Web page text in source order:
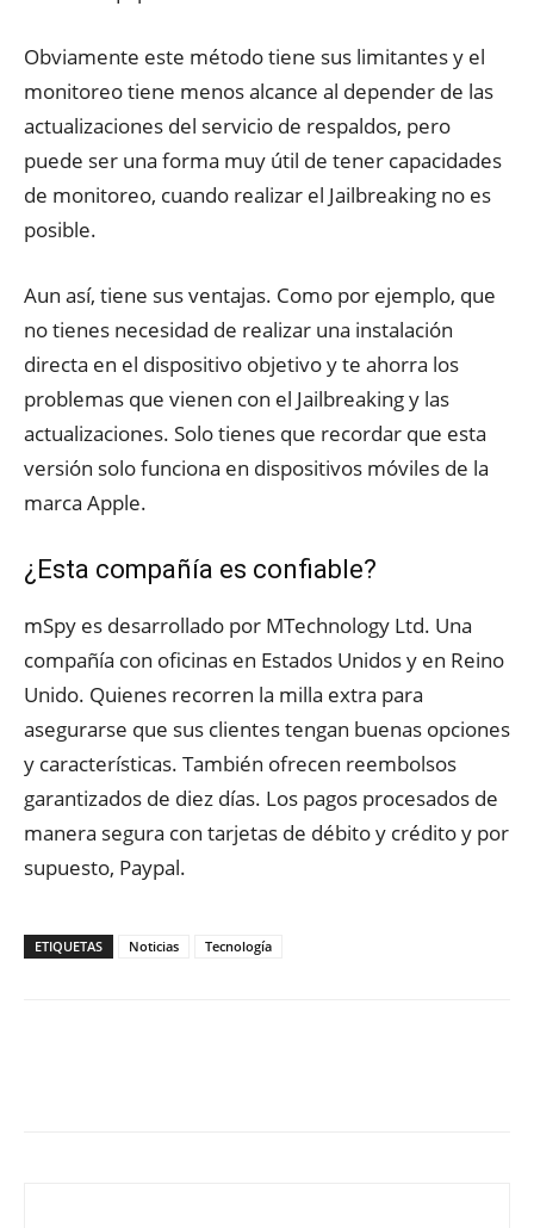
Obviamente este método tiene sus limitantes y el
monitoreo tiene menos alcance al depender de las
actualizaciones del servicio de respaldos, pero
puede ser una forma muy útil de tener capacidades
de monitoreo, cuando realizar el Jailbreaking no es
posible.
Aun así, tiene sus ventajas. Como por ejemplo, que
no tienes necesidad de realizar una instalación
directa en el dispositivo objetivo y te ahorra los
problemas que vienen con el Jailbreaking y las
actualizaciones. Solo tienes que recordar que esta
versión solo funciona en dispositivos móviles de la
marca Apple.
¿Esta compañía es confiable?
mSpy es desarrollado por MTechnology Ltd. Una
compañía con oficinas en Estados Unidos y en Reino
Unido. Quienes recorren la milla extra para
asegurarse que sus clientes tengan buenas opciones
y características. También ofrecen reembolsos
garantizados de diez días. Los pagos procesados de
manera segura con tarjetas de débito y crédito y por
supuesto, Paypal.
ETIQUETAS Noticias Tecnología